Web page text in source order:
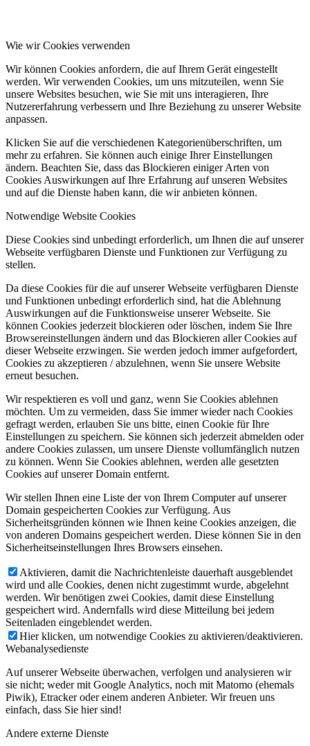
Wie wir Cookies verwenden
Wir können Cookies anfordern, die auf Ihrem Gerät eingestellt
werden. Wir verwenden Cookies, um uns mitzuteilen, wenn Sie
unsere Websites besuchen, wie Sie mit uns interagieren, Ihre
Nutzererfahrung verbessern und Ihre Beziehung zu unserer Website
anpassen.
Klicken Sie auf die verschiedenen Kategorienüberschriften, um
mehr zu erfahren. Sie können auch einige Ihrer Einstellungen
ändern. Beachten Sie, dass das Blockieren einiger Arten von
Cookies Auswirkungen auf Ihre Erfahrung auf unseren Websites
und auf die Dienste haben kann, die wir anbieten können.
Notwendige Website Cookies
Diese Cookies sind unbedingt erforderlich, um Ihnen die auf unserer
Webseite verfügbaren Dienste und Funktionen zur Verfügung zu
stellen.
Da diese Cookies für die auf unserer Webseite verfügbaren Dienste
und Funktionen unbedingt erforderlich sind, hat die Ablehnung
Auswirkungen auf die Funktionsweise unserer Webseite. Sie
können Cookies jederzeit blockieren oder löschen, indem Sie Ihre
Browsereinstellungen ändern und das Blockieren aller Cookies auf
dieser Webseite erzwingen. Sie werden jedoch immer aufgefordert,
Cookies zu akzeptieren / abzulehnen, wenn Sie unsere Website
erneut besuchen.
Wir respektieren es voll und ganz, wenn Sie Cookies ablehnen
möchten. Um zu vermeiden, dass Sie immer wieder nach Cookies
gefragt werden, erlauben Sie uns bitte, einen Cookie für Ihre
Einstellungen zu speichern. Sie können sich jederzeit abmelden oder
andere Cookies zulassen, um unsere Dienste vollumfänglich nutzen
zu können. Wenn Sie Cookies ablehnen, werden alle gesetzten
Cookies auf unserer Domain entfernt.
Wir stellen Ihnen eine Liste der von Ihrem Computer auf unserer
Domain gespeicherten Cookies zur Verfügung. Aus
Sicherheitsgründen können wie Ihnen keine Cookies anzeigen, die
von anderen Domains gespeichert werden. Diese können Sie in den
Sicherheitseinstellungen Ihres Browsers einsehen.
Aktivieren, damit die Nachrichtenleiste dauerhaft ausgeblendet
wird und alle Cookies, denen nicht zugestimmt wurde, abgelehnt
werden. Wir benötigen zwei Cookies, damit diese Einstellung
gespeichert wird. Andernfalls wird diese Mitteilung bei jedem
Seitenladen eingeblendet werden.
Hier klicken, um notwendige Cookies zu aktivieren/deaktivieren.
Webanalysedienste
Auf unserer Webseite überwachen, verfolgen und analysieren wir
sie nicht; weder mit Google Analytics, noch mit Matomo (ehemals
Piwik), Etracker oder einem anderen Anbieter. Wir freuen uns
einfach, dass Sie hier sind!
Andere externe Dienste